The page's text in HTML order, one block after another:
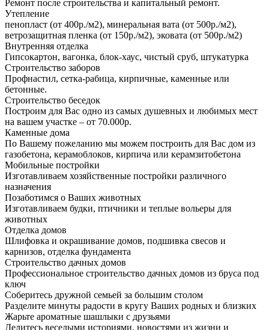
Ремонт после строительства и капитальный ремонт.
Утепление
пенопласт (от 400р./м2), минеральная вата (от 500р./м2),
ветрозащитная пленка (от 150р./м2), эковата (от 500р./м2)
Внутренняя отделка
Гипсокартон, вагонка, блок-хаус, чистый сруб, штукатурка
Строительство заборов
Профнастил, сетка-рабица, кирпичные, каменные или
бетонные.
Строительство беседок
Построим для Вас одно из самых душевных и любимых мест
на вашем участке – от 70.000р.
Каменные дома
По Вашему пожеланию мы можем построить для Вас дом из
газобетона, керамоблоков, кирпича или керамзитобетона
Мобильные постройки
Изготавливаем хозяйственные постройки различного
назначения
Позаботимся о Ваших животных
Изготавливаем будки, птичники и теплые вольеры для
животных
Отделка домов
Шлифовка и окрашивание домов, подшивка свесов и
карнизов, отделка фундамента
Строительство дачных домов
Профессиональное строительство дачных домов из бруса под
ключ
Соберитесь дружной семьей за большим столом
Разделите минуты радости в кругу Ваших родных и близких
Жарьте ароматные шашлыки с друзьями
Делитесь веселыми историями, новостями из жизни и